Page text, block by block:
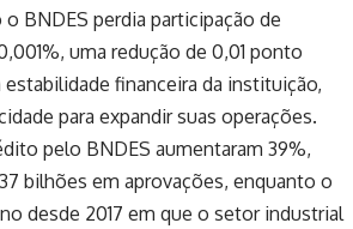
BNDES perdia participação de
uma redução de 0,01 ponto
financeira da instituição,
para expandir suas operações.
pelo BNDES aumentaram 39%,
bilhões em aprovações, enquanto o
desde 2017 em que o setor industrial